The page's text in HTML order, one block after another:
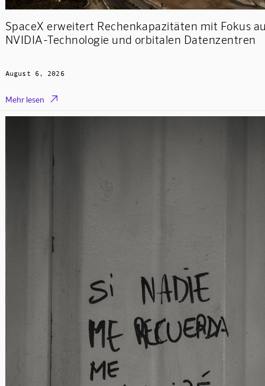
SpaceX erweitert Rechenkapazitäten mit Fokus
NVIDIA-Technologie und orbitalen Datenzentren
August 6, 2026
Mehr lesen 